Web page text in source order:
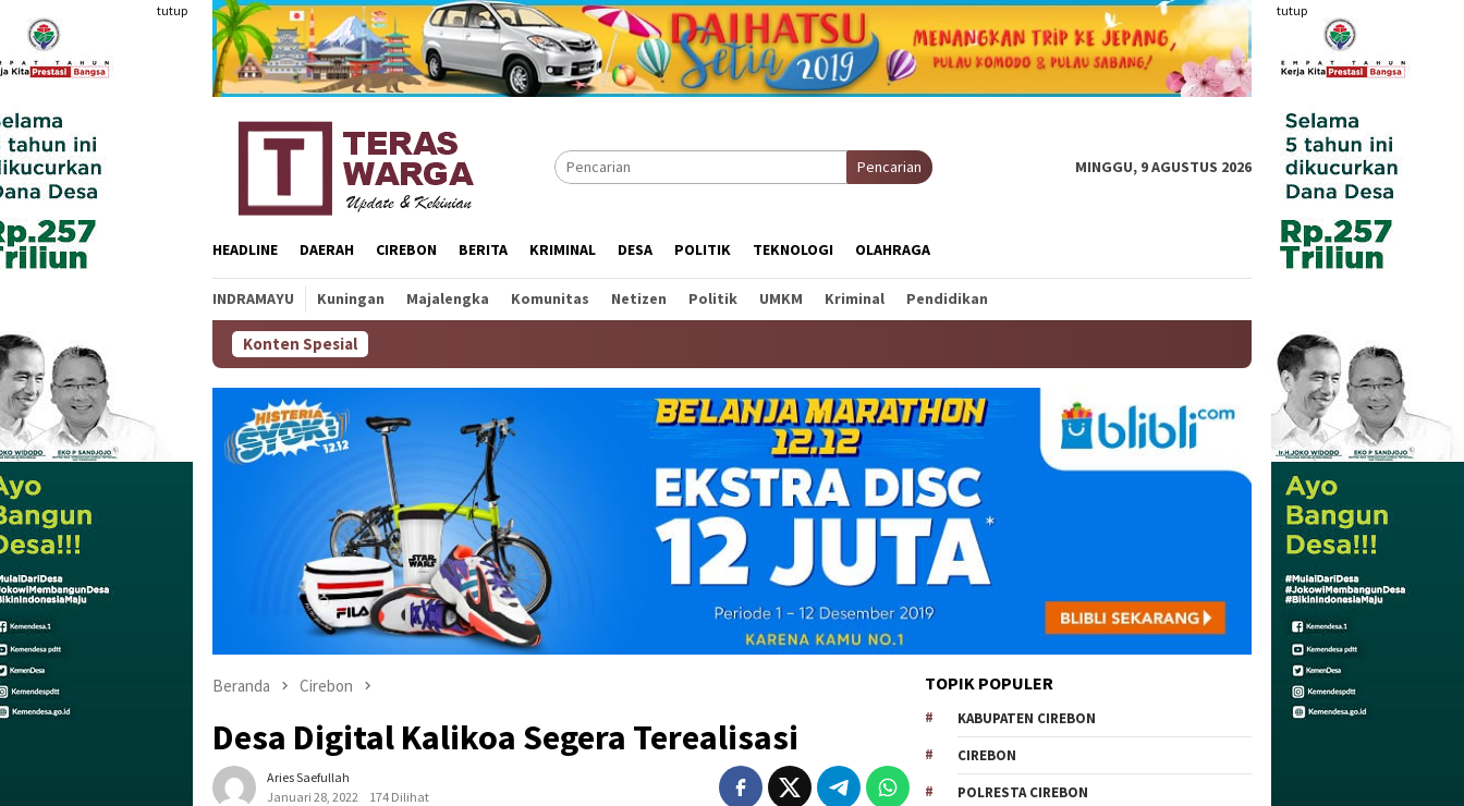
Loncat
konten
tutup tutup
Pencarian MINGGU, 9 AGUSTUS 2026
HEADLINE DAERAH CIREBON BERITA KRIMINAL DESA POLITIK TEKNOLOGI OLAHRAGA
INDRAMAYU Kuningan Majalengka Komunitas Netizen Politik UMKM Kriminal Pendidikan
Konten Spesial
Beranda Cirebon
Desa Digital Kalikoa Segera Terealisasi
Aries Saefullah
Januari 28, 2022
174 Dilihat
TOPIK POPULER
KABUPATEN CIREBON
CIREBON
POLRESTA CIREBON